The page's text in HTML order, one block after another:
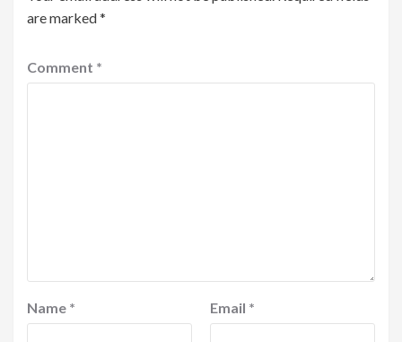
are marked*
Comment *
Name * Email *